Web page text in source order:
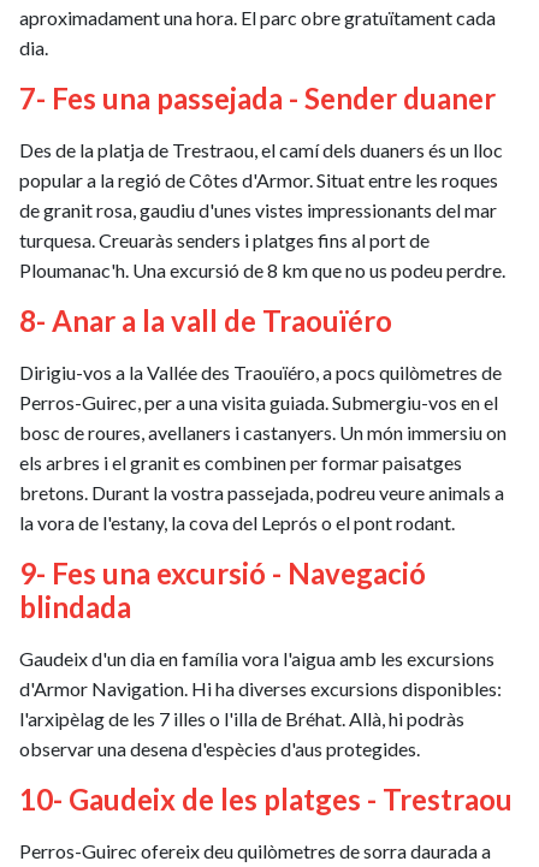
aproximadament una hora. El parc obre gratuïtament cada
dia.
7- Fes una passejada - Sender duaner
Des de la platja de Trestraou, el camí dels duaners és un lloc
popular a la regió de Côtes d'Armor. Situat entre les roques
de granit rosa, gaudiu d'unes vistes impressionants del mar
turquesa. Creuaràs senders i platges fins al port de
Ploumanac'h. Una excursió de 8 km que no us podeu perdre.
8- Anar a la vall de Traouïéro
Dirigiu-vos a la Vallée des Traouïéro, a pocs quilòmetres de
Perros-Guirec, per a una visita guiada. Submergiu-vos en el
bosc de roures, avellaners i castanyers. Un món immersiu on
els arbres i el granit es combinen per formar paisatges
bretons. Durant la vostra passejada, podreu veure animals a
la vora de l'estany, la cova del Leprós o el pont rodant.
9- Fes una excursió - Navegació
blindada
Gaudeix d'un dia en família vora l'aigua amb les excursions
d'Armor Navigation. Hi ha diverses excursions disponibles:
l'arxipèlag de les 7 illes o l'illa de Bréhat. Allà, hi podràs
observar una desena d'espècies d'aus protegides.
10- Gaudeix de les platges - Trestraou
Perros-Guirec ofereix deu quilòmetres de sorra daurada a